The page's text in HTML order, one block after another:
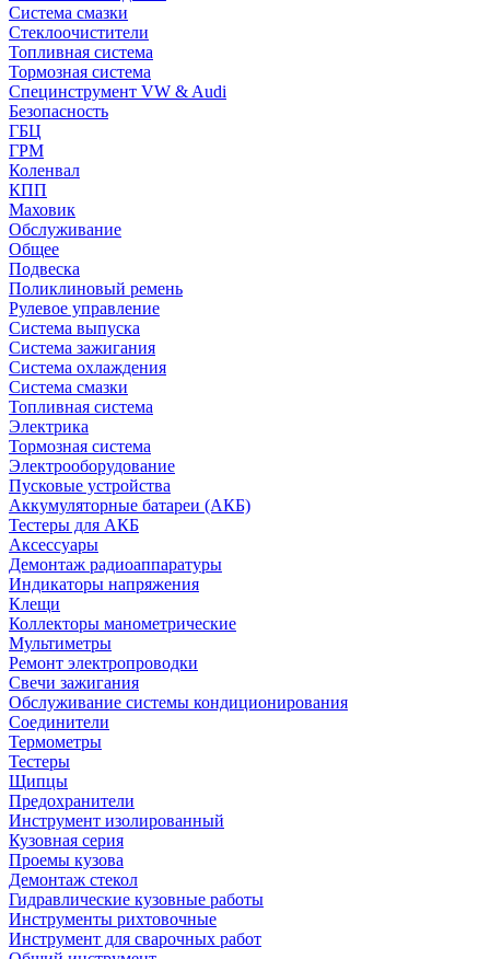
Система смазки
Стеклоочистители
Топливная система
Тормозная система
Специнструмент VW & Audi
Безопасность
ГБЦ
ГРМ
Коленвал
КПП
Маховик
Обслуживание
Общее
Подвеска
Поликлиновый ремень
Рулевое управление
Система выпуска
Система зажигания
Система охлаждения
Система смазки
Топливная система
Электрика
Тормозная система
Электрооборудование
Пусковые устройства
Аккумуляторные батареи (АКБ)
Тестеры для АКБ
Аксессуары
Демонтаж радиоаппаратуры
Индикаторы напряжения
Клещи
Коллекторы манометрические
Мультиметры
Ремонт электропроводки
Свечи зажигания
Обслуживание системы кондиционирования
Соединители
Термометры
Тестеры
Щипцы
Предохранители
Инструмент изолированный
Кузовная серия
Проемы кузова
Демонтаж стекол
Гидравлические кузовные работы
Инструменты рихтовочные
Инструмент для сварочных работ